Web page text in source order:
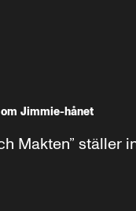
Jimmie-hånet
Makten”